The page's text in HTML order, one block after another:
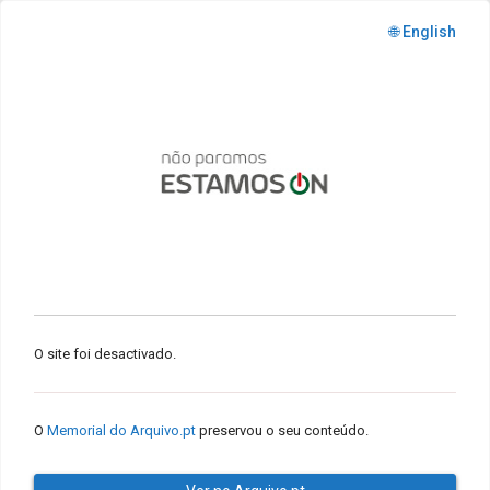
🌐 English
O site foi desactivado.
O Memorial do Arquivo.pt preservou o seu conteúdo.